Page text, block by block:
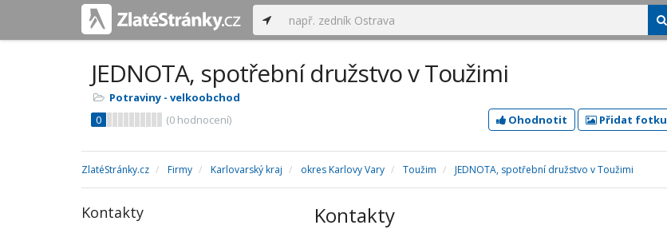
JEDNOTA, spotřební družstvo v Toužimi
Potraviny - velkoobchod
0
(0 hodnocení) Ohodnotit Přidat fotku
ZlatéStránky.cz Firmy Karlovarský kraj okres Karlovy Vary Toužim JEDNOTA, spotřební družstvo v Toužimi
Kontakty
Kontakty